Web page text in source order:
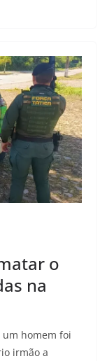
o
na
homem foi
irmão a